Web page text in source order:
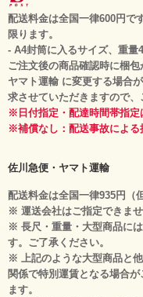
配送料金は全国一律600円で
限ります。
- A4封筒に入るサイズ、重量
ご注文後の商品確認時に梱
ヤマト運輸 に変更する場合
求させていただきますので、
※日付指定・配達時間帯指定
※補償なし：配送事故による
佐川急便・ヤマト運輸
配送料金は全国一律935円（
※ 運送会社はご指定できませ
※ 長尺・重量・大型商品に
す。ご了承ください。
※ 上記のような大型商品と
関係で特別運賃となる場合
ます。